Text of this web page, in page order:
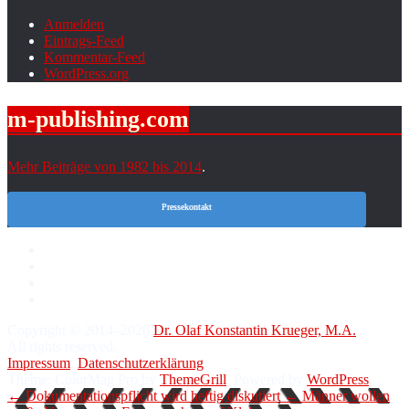
Anmelden
Eintrags-Feed
Kommentar-Feed
WordPress.org
m-publishing.com
Mehr Beiträge von 1982 bis 2014.
Pressekontakt
Dr. Olaf Konstantin Krueger, M.A.
Impressum Datenschutzerklärung
ThemeGrill WordPress
← Dokumentationspflicht wird heftig diskutiert← Männer wollen